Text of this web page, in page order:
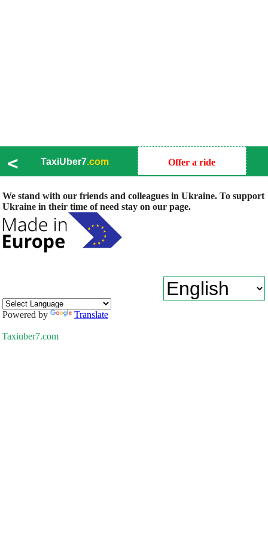
< TaxiUber7.com Offer a ride
We stand with our friends and colleagues in Ukraine. To support
Ukraine in their time of need stay on our page.
Powered by Translate
Taxiuber7.com